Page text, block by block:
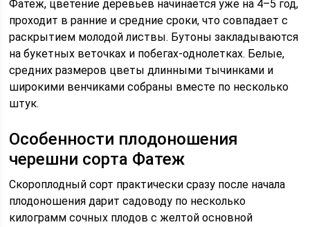
Фатеж, цветение деревьев начинается уже на 4–5 год,
проходит в ранние и средние сроки, что совпадает с
раскрытием молодой листвы. Бутоны закладываются
на букетных веточках и побегах-однолетках. Белые,
средних размеров цветы длинными тычинками и
широкими венчиками собраны вместе по несколько
штук.
Особенности плодоношения
черешни сорта Фатеж
Скороплодный сорт практически сразу после начала
плодоношения дарит садоводу по несколько
килограмм сочных плодов с желтой основной